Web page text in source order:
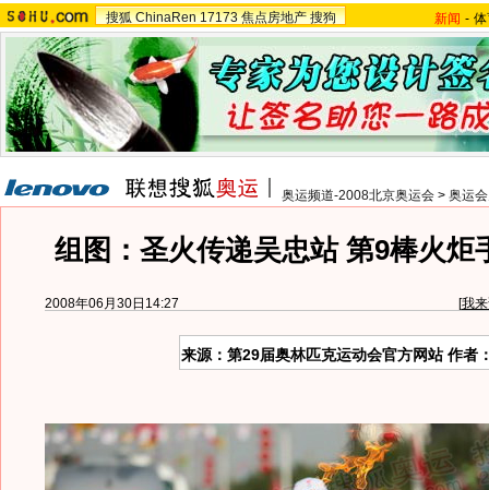
搜狐 ChinaRen 17173 焦点房地产 搜狗 新闻 -
奥运频道-2008北京奥运会 > 奥运
组图：圣火传递吴忠站 第9棒火炬
2008年06月30日14:27 [我
来源：第29届奥林匹克运动会官方网站 作者